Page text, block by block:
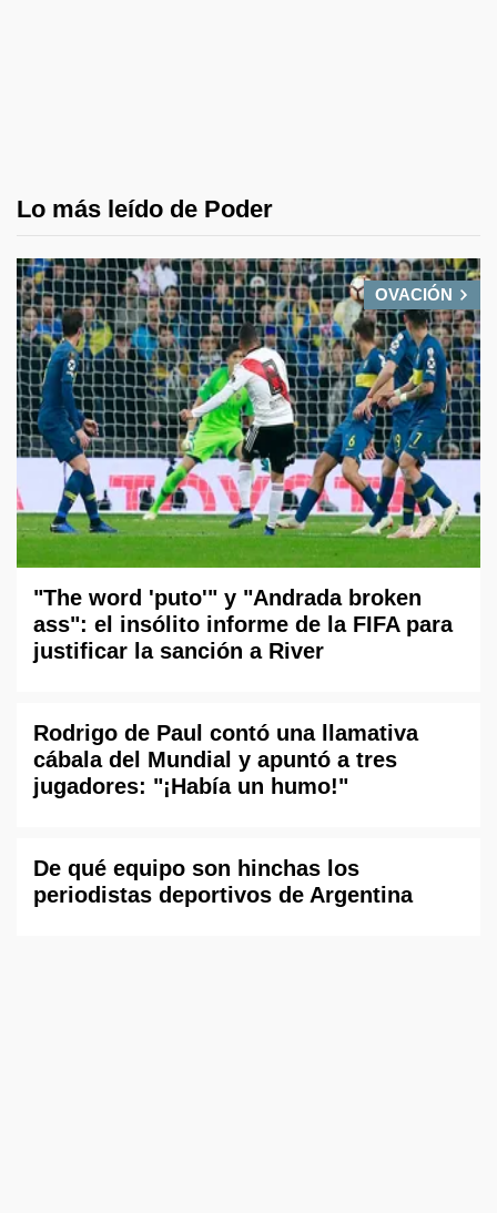
Lo más leído de Poder
OVACIÓN
"The word 'puto'" y "Andrada broken
ass": el insólito informe de la FIFA para
justificar la sanción a River
Rodrigo de Paul contó una llamativa
cábala del Mundial y apuntó a tres
jugadores: "¡Había un humo!"
De qué equipo son hinchas los
periodistas deportivos de Argentina